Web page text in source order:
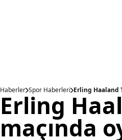
Haberler Spor Haberleri Erling Haaland
Erling
maçında